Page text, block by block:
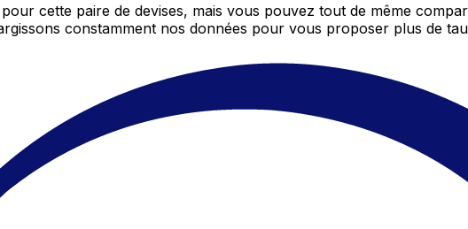
cette paire de devises, mais vous pouvez tout de même
constamment nos données pour vous proposer plus de